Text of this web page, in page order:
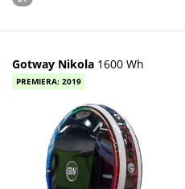
Gotway Nikola 1600 Wh
PREMIERA: 2019